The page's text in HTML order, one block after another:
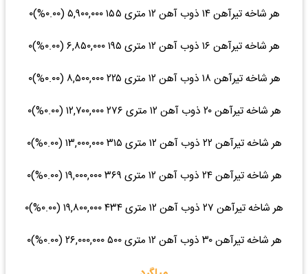
هر شاخه تیرآهن ۱۴ ذوب آهن ۱۲ متری ۱۵۵ ۵,۹۰۰,۰۰۰ (۰.۰۰%)۰
هر شاخه تیرآهن ۱۶ ذوب آهن ۱۲ متری ۱۹۵ ۶,۸۵۰,۰۰۰ (۰.۰۰%)۰
هر شاخه تیرآهن ۱۸ ذوب آهن ۱۲ متری ۲۲۵ ۸,۵۰۰,۰۰۰ (۰.۰۰%)۰
هر شاخه تیرآهن ۲۰ ذوب آهن ۱۲ متری ۲۷۶ ۱۲,۷۰۰,۰۰۰ (۰.۰۰%)۰
هر شاخه تیرآهن ۲۲ ذوب آهن ۱۲ متری ۳۱۵ ۱۳,۰۰۰,۰۰۰ (۰.۰۰%)۰
هر شاخه تیرآهن ۲۴ ذوب آهن ۱۲ متری ۳۶۹ ۱۹,۰۰۰,۰۰۰ (۰.۰۰%)۰
هر شاخه تیرآهن ۲۷ ذوب آهن ۱۲ متری ۴۳۴ ۱۹,۸۰۰,۰۰۰ (۰.۰۰%)۰
هر شاخه تیرآهن ۳۰ ذوب آهن ۱۲ متری ۵۰۰ ۲۶,۰۰۰,۰۰۰ (۰.۰۰%)۰